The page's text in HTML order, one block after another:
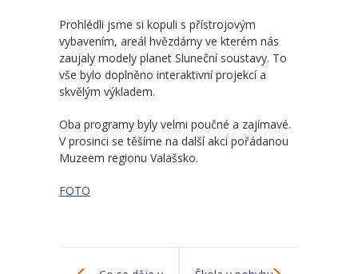
Školní družina
-- Aktuality a akce ŠD
-- Organizace školního roku ŠD
-- Vnitřní řád ŠD
-- Školní vzdělávací program ŠD
-- Fotogalerie ŠD
Prohlédli jsme si kopuli s přístrojovým
vybavením, areál hvězdárny ve kterém nás
zaujaly modely planet Sluneční soustavy. To
vše bylo doplněno interaktivní projekcí a
skvělým výkladem.
Oba programy byly velmi poučné a zajímavé.
V prosinci se těšíme na další akci pořádanou
Muzeem regionu Valašsko.
FOTO